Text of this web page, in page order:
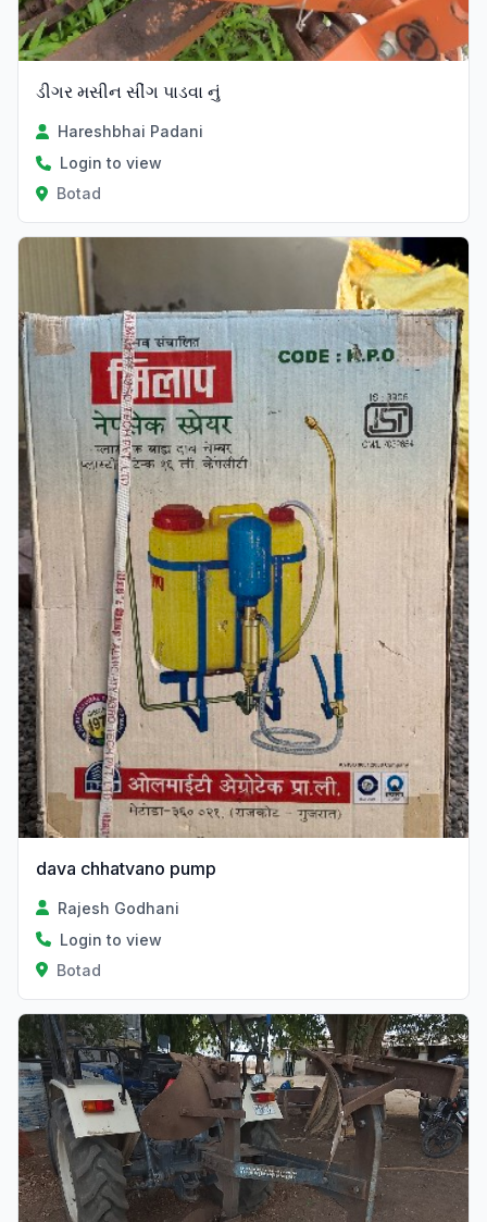
ડીગર મસીન સીંગ પાડવા નું
Hareshbhai Padani
Login to view
Botad
dava chhatvano pump
Rajesh Godhani
Login to view
Botad